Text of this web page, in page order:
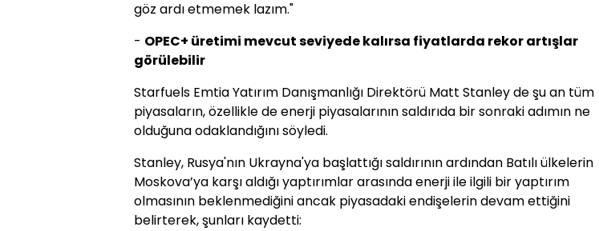
göz ardı etmemek lazım."
- OPEC+ üretimi mevcut seviyede kalırsa fiyatlarda rekor artışlar
görülebilir
Starfuels Emtia Yatırım Danışmanlığı Direktörü Matt Stanley de şu an tüm
piyasaların, özellikle de enerji piyasalarının saldırıda bir sonraki adımın ne
olduğuna odaklandığını söyledi.
Stanley, Rusya'nın Ukrayna'ya başlattığı saldırının ardından Batılı ülkelerin
Moskova’ya karşı aldığı yaptırımlar arasında enerji ile ilgili bir yaptırım
olmasının beklenmediğini ancak piyasadaki endişelerin devam ettiğini
belirterek, şunları kaydetti: